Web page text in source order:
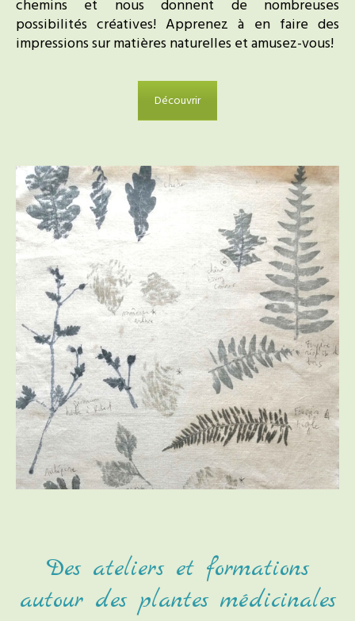
chemins et nous donnent de nombreuses
possibilités créatives! Apprenez à en faire des
impressions sur matières naturelles et amusez-vous!
Découvrir
Des ateliers et formations
autour des plantes médicinales